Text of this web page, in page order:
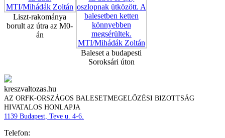
Liszt-rakománya
borult az útra az M0-
án
Baleset a budapesti
Soroksári úton
kreszvaltozas.hu
AZ ORFK-ORSZÁGOS BALESETMEGELŐZÉSI BIZOTTSÁG
HIVATALOS HONLAPJA
1139 Budapest, Teve u. 4-6.
Telefon: